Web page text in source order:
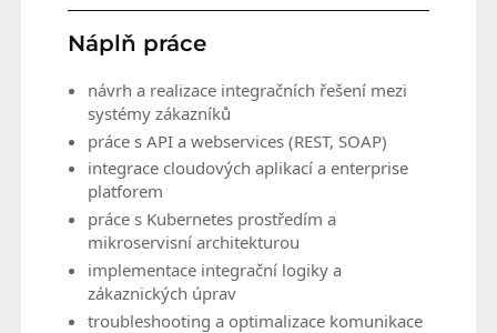
Náplň práce
návrh a realizace integračních řešení mezi
systémy zákazníků
práce s API a webservices (REST, SOAP)
integrace cloudových aplikací a enterprise
platforem
práce s Kubernetes prostředím a
mikroservisní architekturou
implementace integrační logiky a
zákaznických úprav
troubleshooting a optimalizace komunikace